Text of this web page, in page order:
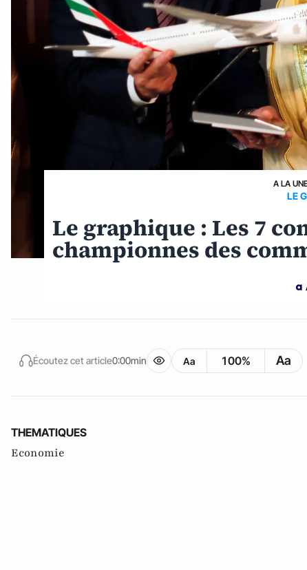
A LA
LE
Le graphique : Les 7
championnes des
Écoutez cet article0:00min Aa 100% Aa
THEMATIQUES
Economie